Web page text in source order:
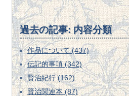
過去の記事: 内容分類
作品について (437)
伝記的事項 (342)
賢治紀行 (162)
賢治関連本 (87)